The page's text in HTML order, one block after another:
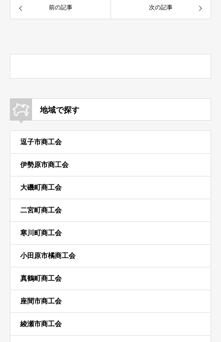
前の記事 次の記事
地域で探す
逗子市商工会
伊勢原市商工会
大磯町商工会
二宮町商工会
寒川町商工会
小田原市橘商工会
真鶴町商工会
座間市商工会
綾瀬市商工会